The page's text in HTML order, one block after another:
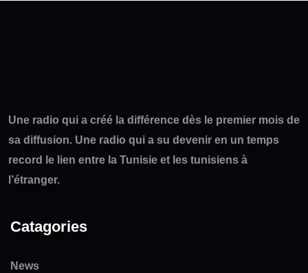
Une radio qui a créé la différence dès le premier mois de
sa diffusion. Une radio qui a su devenir en un temps
record le lien entre la Tunisie et les tunisiens à
l’étranger.
Catagories
News